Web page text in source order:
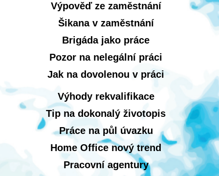
Výpověď ze zaměstnání
Šikana v zaměstnání
Brigáda jako práce
Pozor na nelegální práci
Jak na dovolenou v práci
Výhody rekvalifikace
Tip na dokonalý životopis
Práce na půl úvazku
Home Office nový trend
Pracovní agentury